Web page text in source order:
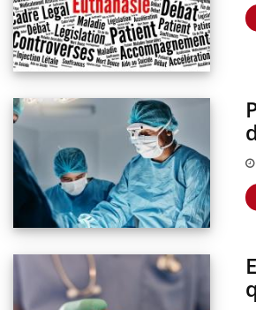
:
en plus
: une
aurait
au Pays
Les
change
charge
enceintes